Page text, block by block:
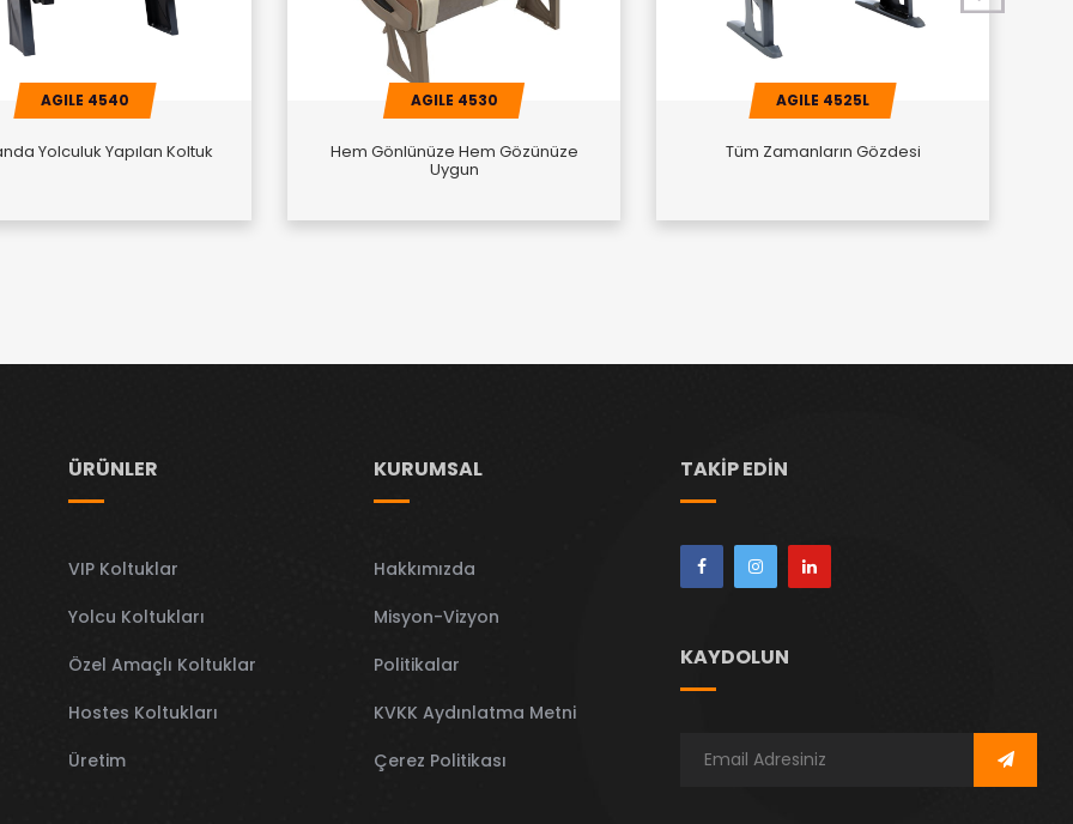
AGILE 4540
Yolculuk Yapılan Koltuk
AGILE 4530
Hem Gönlünüze Hem Gözünüze
Uygun
AGILE 4525L
Tüm Zamanların Gözdesi
ÜRÜNLER
VIP Koltuklar
Yolcu Koltukları
Özel Amaçlı Koltuklar
Hostes Koltukları
Üretim
KURUMSAL
Hakkımızda
Misyon-Vizyon
Politikalar
KVKK Aydınlatma Metni
Çerez Politikası
TAKIP EDIN
KAYDOLUN